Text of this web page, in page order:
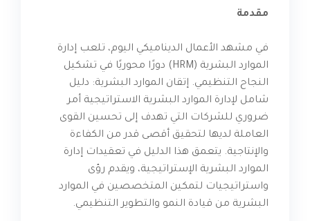
مقدمة
في مشهد الأعمال الديناميكي اليوم، تلعب إدارة
الموارد البشرية (HRM) دورًا محوريًا في تشكيل
النجاح التنظيمي. إتقان الموارد البشرية: دليل
شامل لإدارة الموارد البشرية الاستراتيجية أمر
ضروري للشركات التي تهدف إلى تحسين القوى
العاملة لديها لتحقيق أقصى قدر من الكفاءة
والإنتاجية. يتعمق هذا الدليل في تعقيدات إدارة
الموارد البشرية الإستراتيجية، ويقدم رؤى
واستراتيجيات لتمكين المتخصصين في الموارد
البشرية من قيادة النمو والتطوير التنظيمي.